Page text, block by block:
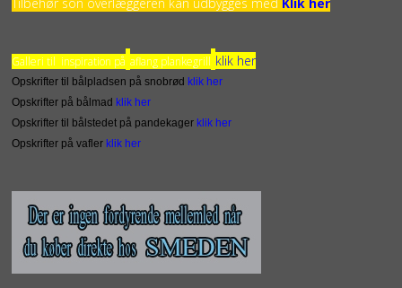
Galleri til inspiration på aflang plankegrill klik her
Opskrifter til bålpladsen på snobrød klik her
Opskrifter på bålmad klik her
Opskrifter til bålstedet på pandekager klik her
Opskrifter på vafler klik her